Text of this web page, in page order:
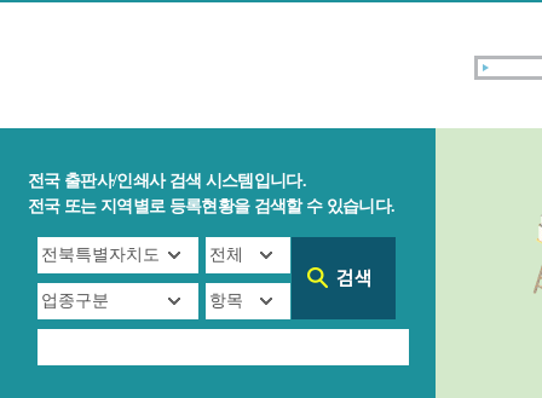
전국 출판사/인쇄사 검색 시스템입니다.
전국 또는 지역별로 등록현황을 검색할 수 있습니다.